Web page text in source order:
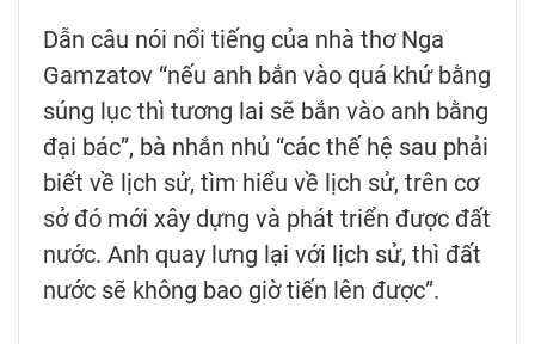
Dẫn câu nói nổi tiếng của nhà thơ Nga
Gamzatov “nếu anh bắn vào quá khứ bằng
súng lục thì tương lai sẽ bắn vào anh bằng
đại bác”, bà nhắn nhủ “các thế hệ sau phải
biết về lịch sử, tìm hiểu về lịch sử, trên cơ
sở đó mới xây dựng và phát triển được đất
nước. Anh quay lưng lại với lịch sử, thì đất
nước sẽ không bao giờ tiến lên được”.